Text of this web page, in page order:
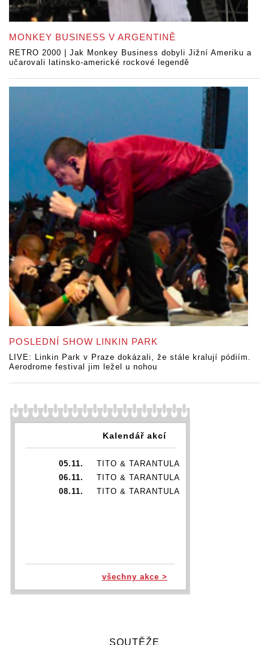
MONKEY BUSINESS V ARGENTINĚ
RETRO 2000 | Jak Monkey Business dobyli Jižní Ameriku a
učarovali latinsko-americké rockové legendě
POSLEDNÍ SHOW LINKIN PARK
LIVE: Linkin Park v Praze dokázali, že stále kralují pódiím.
Aerodrome festival jim ležel u nohou
Kalendář akcí
05.11.
TITO & TARANTULA
06.11.
TITO & TARANTULA
08.11.
TITO & TARANTULA
všechny akce >
SOUTĚŽE